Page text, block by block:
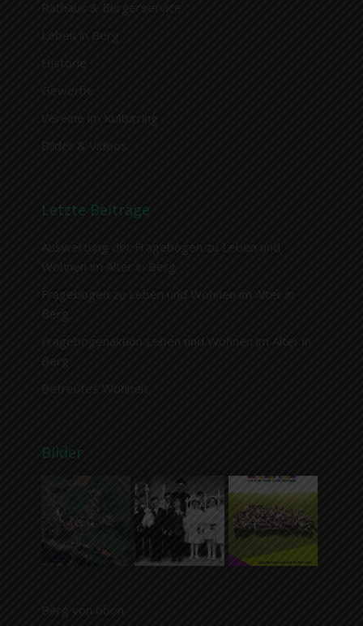
Rathaus & Bürgerservice
Leben in Berg
Historie
Gewerbe
Vereine im Kulturring
Bilder & Videos
Letzte Beiträge
Auswertung der Fragebogen zu Leben und
Wohnen im Alter in Berg
Fragebogen zu Leben und Wohnen im Alter in
Berg
Fragebogenaktion Leben und Wohnen im Alter in
Berg
Betreutes Wohnen
Bilder
Berg von oben